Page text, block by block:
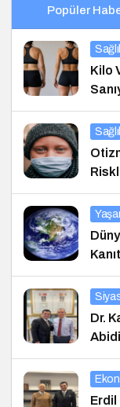
Popüler
Kilo
Dr.
Erdil